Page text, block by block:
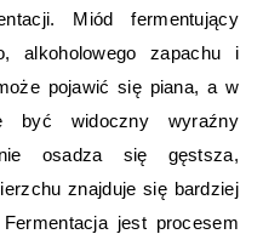
Miód fermentujący
alkoholowego zapachu i
pojawić się piana, a w
być widoczny wyraźny
osadza się gęstsza,
znajduje się bardziej
jest procesem